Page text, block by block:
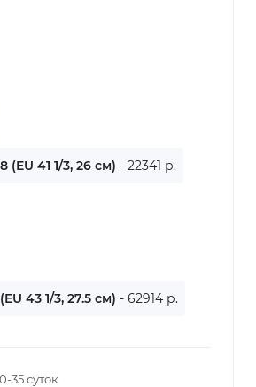
(EU 41 1/3, 26 см) - 22341 р.
43 1/3, 27.5 см) - 62914 р.
35 суток